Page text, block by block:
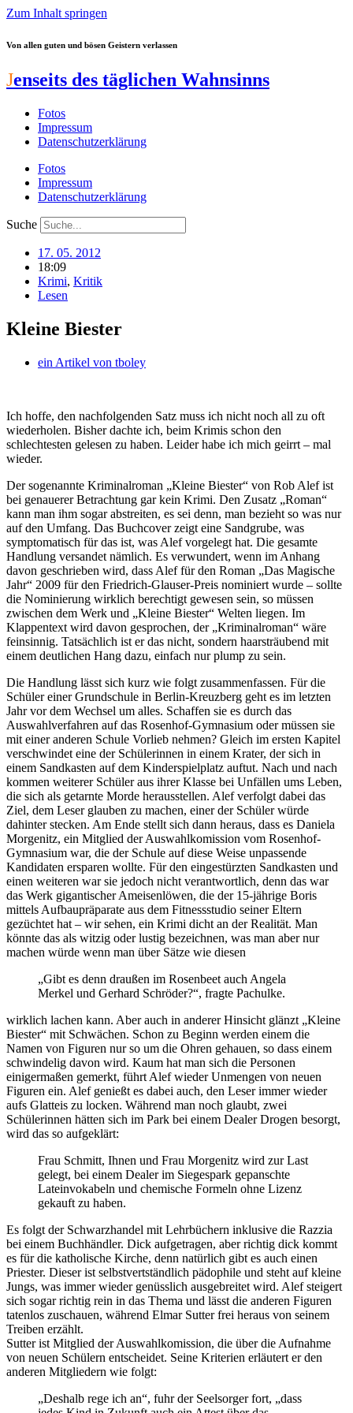
Zum Inhalt springen
Von allen guten und bösen Geistern verlassen
Jenseits des täglichen Wahnsinns
Fotos
Impressum
Datenschutzerklärung
Fotos
Impressum
Datenschutzerklärung
Suche
17. 05. 2012
18:09
Krimi, Kritik
Lesen
Kleine Biester
ein Artikel von tboley
Ich hoffe, den nachfolgenden Satz muss ich nicht noch all zu oft
wiederholen. Bisher dachte ich, beim Krimis schon den
schlechtesten gelesen zu haben. Leider habe ich mich geirrt – mal
wieder.
Der sogenannte Kriminalroman „Kleine Biester“ von Rob Alef ist
bei genauerer Betrachtung gar kein Krimi. Den Zusatz „Roman“
kann man ihm sogar abstreiten, es sei denn, man bezieht so was nur
auf den Umfang. Das Buchcover zeigt eine Sandgrube, was
symptomatisch für das ist, was Alef vorgelegt hat. Die gesamte
Handlung versandet nämlich. Es verwundert, wenn im Anhang
davon geschrieben wird, dass Alef für den Roman „Das Magische
Jahr“ 2009 für den Friedrich-Glauser-Preis nominiert wurde – sollte
die Nominierung wirklich berechtigt gewesen sein, so müssen
zwischen dem Werk und „Kleine Biester“ Welten liegen. Im
Klappentext wird davon gesprochen, der „Kriminalroman“ wäre
feinsinnig. Tatsächlich ist er das nicht, sondern haarsträubend mit
einem deutlichen Hang dazu, einfach nur plump zu sein.
Die Handlung lässt sich kurz wie folgt zusammenfassen. Für die
Schüler einer Grundschule in Berlin-Kreuzberg geht es im letzten
Jahr vor dem Wechsel um alles. Schaffen sie es durch das
Auswahlverfahren auf das Rosenhof-Gymnasium oder müssen sie
mit einer anderen Schule Vorlieb nehmen? Gleich im ersten Kapitel
verschwindet eine der Schülerinnen in einem Krater, der sich in
einem Sandkasten auf dem Kinderspielplatz auftut. Nach und nach
kommen weiterer Schüler aus ihrer Klasse bei Unfällen ums Leben,
die sich als getarnte Morde herausstellen. Alef verfolgt dabei das
Ziel, dem Leser glauben zu machen, einer der Schüler würde
dahinter stecken. Am Ende stellt sich dann heraus, dass es Daniela
Morgenitz, ein Mitglied der Auswahlkomission vom Rosenhof-
Gymnasium war, die der Schule auf diese Weise unpassende
Kandidaten ersparen wollte. Für den eingestürzten Sandkasten und
einen weiteren war sie jedoch nicht verantwortlich, denn das war
das Werk gigantischer Ameisenlöwen, die der 15-jährige Boris
mittels Aufbaupräparate aus dem Fitnessstudio seiner Eltern
gezüchtet hat – wir sehen, ein Krimi dicht an der Realität. Man
könnte das als witzig oder lustig bezeichnen, was man aber nur
machen würde wenn man über Sätze wie diesen
„Gibt es denn draußen im Rosenbeet auch Angela
Merkel und Gerhard Schröder?“, fragte Pachulke.
wirklich lachen kann. Aber auch in anderer Hinsicht glänzt „Kleine
Biester“ mit Schwächen. Schon zu Beginn werden einem die
Namen von Figuren nur so um die Ohren gehauen, so dass einem
schwindelig davon wird. Kaum hat man sich die Personen
einigermaßen gemerkt, führt Alef wieder Unmengen von neuen
Figuren ein. Alef genießt es dabei auch, den Leser immer wieder
aufs Glatteis zu locken. Während man noch glaubt, zwei
Schülerinnen hätten sich im Park bei einem Dealer Drogen besorgt,
wird das so aufgeklärt:
Frau Schmitt, Ihnen und Frau Morgenitz wird zur Last
gelegt, bei einem Dealer im Siegespark gepanschte
Lateinvokabeln und chemische Formeln ohne Lizenz
gekauft zu haben.
Es folgt der Schwarzhandel mit Lehrbüchern inklusive die Razzia
bei einem Buchhändler. Dick aufgetragen, aber richtig dick kommt
es für die katholische Kirche, denn natürlich gibt es auch einen
Priester. Dieser ist selbstvertständlich pädophile und steht auf kleine
Jungs, was immer wieder genüsslich ausgebreitet wird. Alef steigert
sich sogar richtig rein in das Thema und lässt die anderen Figuren
tatenlos zuschauen, während Elmar Sutter frei heraus von seinem
Treiben erzählt.
Sutter ist Mitglied der Auswahlkomission, die über die Aufnahme
von neuen Schülern entscheidet. Seine Kriterien erläutert er den
anderen Mitgliedern wie folgt:
„Deshalb rege ich an“, fuhr der Seelsorger fort, „dass